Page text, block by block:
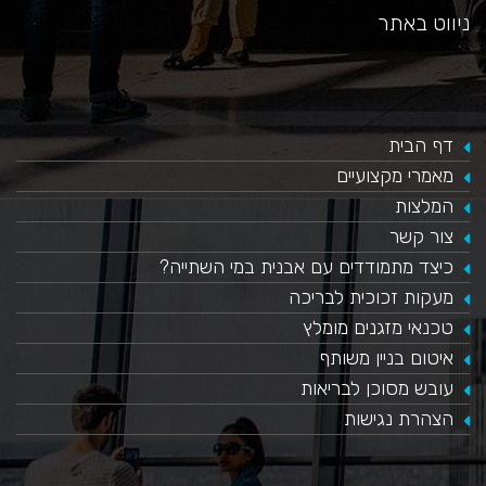
ניווט באתר
דף הבית
מאמרי מקצועיים
המלצות
צור קשר
כיצד מתמודדים עם אבנית במי השתייה?
​מעקות זכוכית לבריכה
טכנאי מזגנים מומלץ
איטום בניין משותף
עובש מסוכן לבריאות
הצהרת נגישות